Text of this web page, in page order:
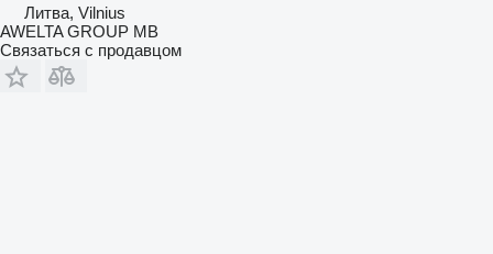
Литва, Vilnius
AWELTA GROUP MB
Связаться с продавцом